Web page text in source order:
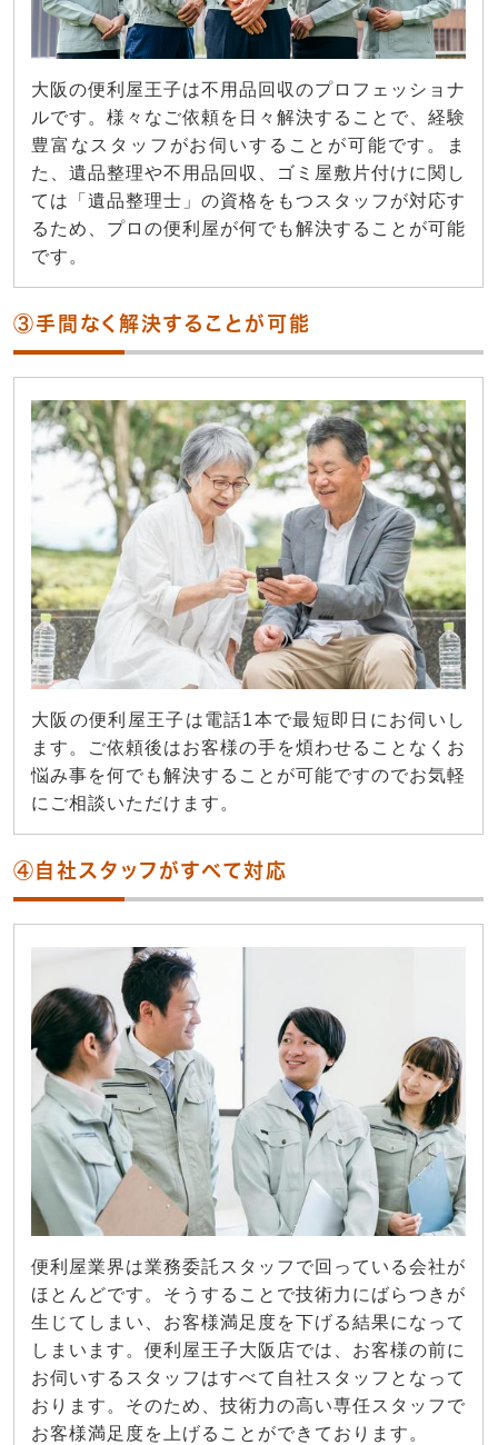
大阪の便利屋王子は不用品回収のプロフェッショナ
ルです。様々なご依頼を日々解決することで、経験
豊富なスタッフがお伺いすることが可能です。ま
た、遺品整理や不用品回収、ゴミ屋敷片付けに関し
ては「遺品整理士」の資格をもつスタッフが対応す
るため、プロの便利屋が何でも解決することが可能
です。
③手間なく解決することが可能
大阪の便利屋王子は電話1本で最短即日にお伺いし
ます。ご依頼後はお客様の手を煩わせることなくお
悩み事を何でも解決することが可能ですのでお気軽
にご相談いただけます。
④自社スタッフがすべて対応
便利屋業界は業務委託スタッフで回っている会社が
ほとんどです。そうすることで技術力にばらつきが
生じてしまい、お客様満足度を下げる結果になって
しまいます。便利屋王子大阪店では、お客様の前に
お伺いするスタッフはすべて自社スタッフとなって
おります。そのため、技術力の高い専任スタッフで
お客様満足度を上げることができております。